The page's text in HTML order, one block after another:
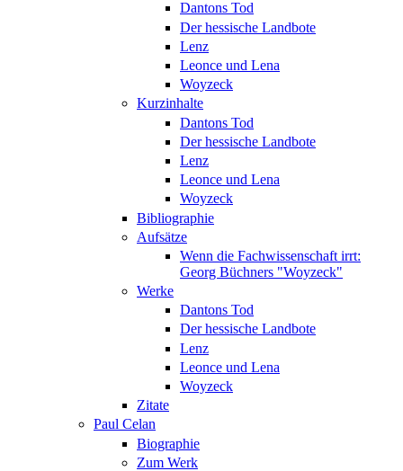
Dantons Tod
Der hessische Landbote
Lenz
Leonce und Lena
Woyzeck
Kurzinhalte
Dantons Tod
Der hessische Landbote
Lenz
Leonce und Lena
Woyzeck
Bibliographie
Aufsätze
Wenn die Fachwissenschaft irrt:
Georg Büchners "Woyzeck"
Werke
Dantons Tod
Der hessische Landbote
Lenz
Leonce und Lena
Woyzeck
Zitate
Paul Celan
Biographie
Zum Werk